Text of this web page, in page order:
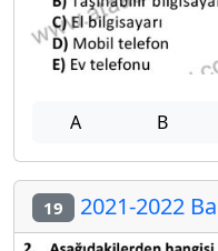
A B
19 2021-2022